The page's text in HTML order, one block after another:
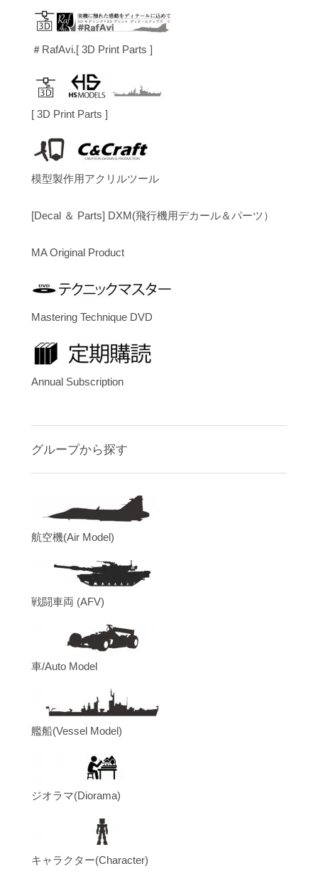
＃RafAvi.[ 3D Print Parts ]
[ 3D Print Parts ]
模型製作用アクリルツール
[Decal ＆ Parts] DXM(飛行機用デカール＆パーツ）
MA Original Product
Mastering Technique DVD
Annual Subscription
グループから探す
航空機(Air Model)
戦闘車両 (AFV)
車/Auto Model
艦船(Vessel Model)
ジオラマ(Diorama)
キャラクター(Character)